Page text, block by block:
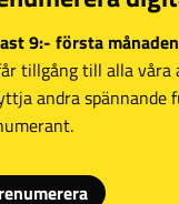
9:- första månaden
tillgång till alla våra
andra spännande